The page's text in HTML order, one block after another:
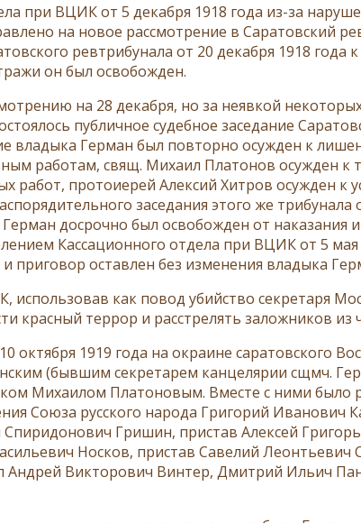
при ВЦИК от 5 декабря 1918 года из-за
на новое рассмотрение в Саратовский
ревтрибунала от 20 декабря 1918 года
он был освобожден.
на 28 декабря, но за неявкой
публичное судебное заседание
владыка Герман был повторно осужден к
работам, свящ. Михаил Платонов осужден
работ, протоиерей Алексий Хитров осужден к
заседания этого же трибунала
досрочно был освобожден от наказания
Кассационного отдела при ВЦИК от 5
приговор оставлен без изменения владыка
использовав как повод убийство секретаря
красный террор и расстрелять заложников из
октября 1919 года на окраине саратовского
(бывшим секретарем канцелярии сщмч.
Михаилом Платоновым. Вместе с ними было
Союза русского народа Григорий Иванович
Гришин, пристав Алексей
Носков, пристав Савелий Леонтьевич
Андрей Викторович Винтер, Дмитрий Ильич